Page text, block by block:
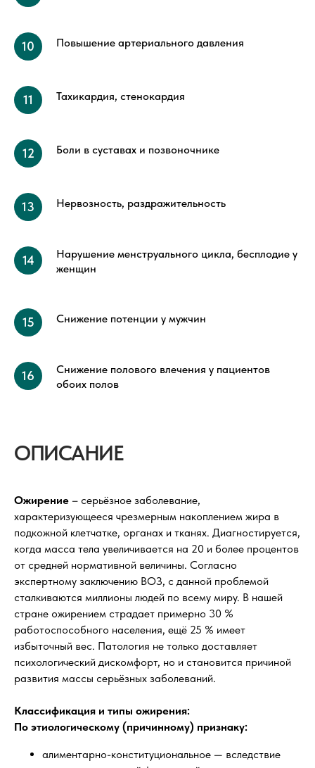
Повышение артериального давления
Тахикардия, стенокардия
Боли в суставах и позвоночнике
Нервозность, раздражительность
Нарушение менструального цикла, бесплодие у
женщин
Снижение потенции у мужчин
Снижение полового влечения у пациентов
обоих полов
ОПИСАНИЕ
Ожирение – серьёзное заболевание,
характеризующееся чрезмерным накоплением жира в
подкожной клетчатке, органах и тканях. Диагностируется,
когда масса тела увеличивается на 20 и более процентов
от средней нормативной величины. Согласно
экспертному заключению ВОЗ, с данной проблемой
сталкиваются миллионы людей по всему миру. В нашей
стране ожирением страдает примерно 30 %
работоспособного населения, ещё 25 % имеет
избыточный вес. Патология не только доставляет
психологический дискомфорт, но и становится причиной
развития массы серьёзных заболеваний.
Классификация и типы ожирения:
По этиологическому (причинному) признаку:
алиментарно-конституциональное — вследствие